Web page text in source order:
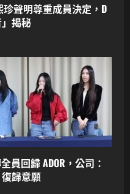
珍聲明尊重成員決定，D
揭秘
員回歸 ADOR，公司：
復歸意願